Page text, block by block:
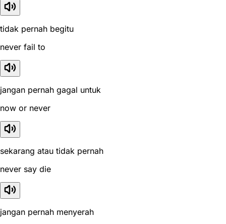
tidak pernah begitu
never fail to
jangan pernah gagal untuk
now or never
sekarang atau tidak pernah
never say die
jangan pernah menyerah